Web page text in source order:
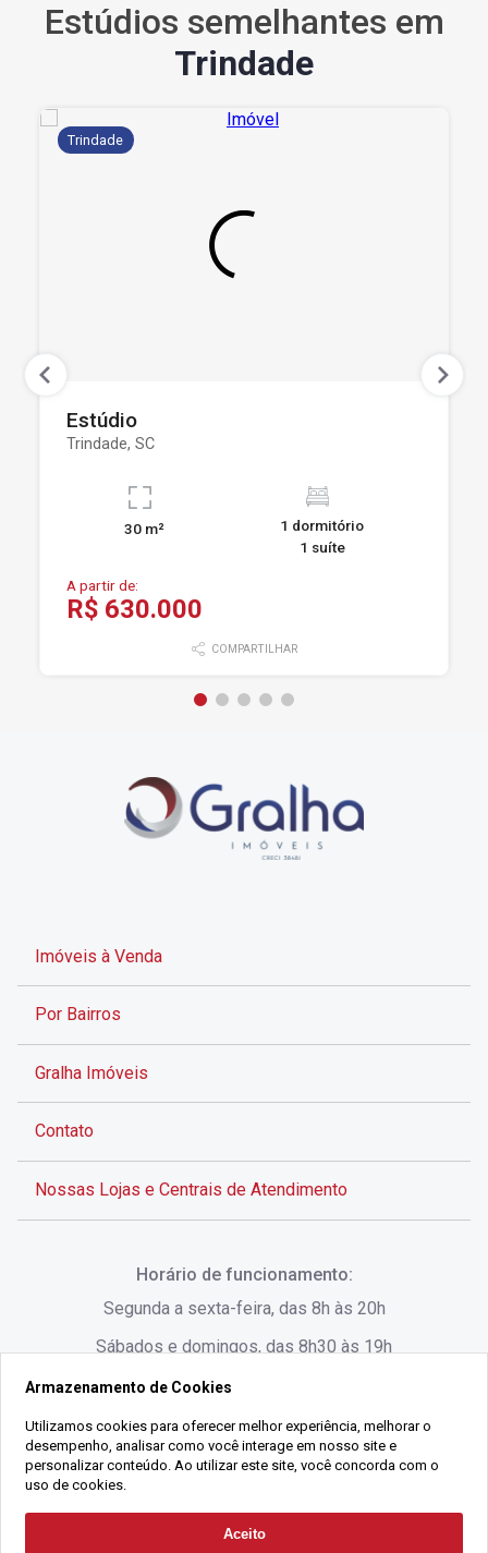
Solicitar Contato
Estúdios semelhantes em
Trindade
Trindade
Estúdio
Trindade, SC
30 m²
1 dormitório
1 suíte
A partir de:
R$ 630.000
COMPARTILHAR
Imóveis à Venda
Por Bairros
Gralha Imóveis
Contato
Nossas Lojas e Centrais de Atendimento
Rua Lauro Linhares, 1080 - Trindade, Florianópolis -
SC
(48) 3220-1045
Horário de funcionamento:
Segunda a sexta-feira, das 8h às 20h
Sábados e domingos, das 8h30 às 19h
2021 Copyright - Gralha Imóveis CRECI 008060/O - Todos os direitos
Armazenamento de Cookies
Utilizamos cookies para oferecer melhor experiência, melhorar o
desempenho, analisar como você interage em nosso site e
personalizar conteúdo. Ao utilizar este site, você concorda com o
uso de cookies.
Aceito